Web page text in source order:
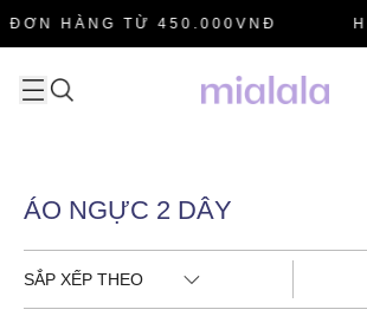
ĐƠN HÀNG TỪ 450.000VNĐ
ÁO NGỰC 2 DÂY
SẮP XẾP THEO